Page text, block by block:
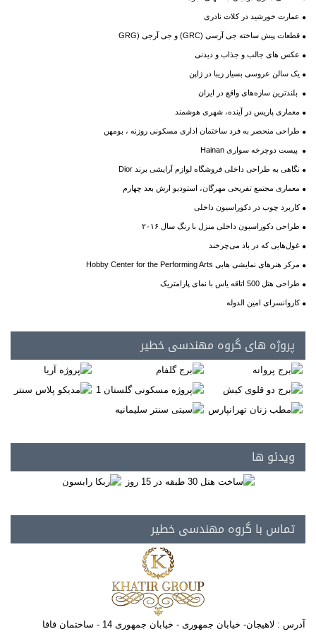
عمارت خورشید در کلات نادری
قطعات پیش ساخته جی آرسی (GRC) و جی آرجی (GRG
عکس های جالب و جذاب و دیدنی
یک سالن عروسی بسیار زیبا در ژاپن
بلندترین سازه‌های واقع در ایران
معماری پاریس در آینده، شهری هوشمند
طراحی منحصر به فرد ساختمان اداری مسکونی روزنه ، بومهن
پیست دوچرخه سواری Hainan
نگاهی به طراحی داخلی فروشگاه لوازم آرایشی برند Dior
معماری مجتمع تفریحی مهرگان، استودیو ارش بعد چهارم
کاربرد چوب در دکوراسیون داخلی
طراحی دکوراسیون داخلی منزل با رنگ سال ۲۰۱۶
غول‌هایی که در باد می‌چرخند
مرکز هنرهای نمایشی هابی Hobby Center for the Performing Arts
طراحی هتل 500 اتاقه یاس با نمای پارامتریک
کاروانسرای امین الدوله
پروژه های گروه مهندسی خطیر
ویدئو ها
تماس با گروه مهندسی خطیر
آدرس : لاهیجان- خیابان جمهوری - خیابان جمهوری 14 - ساختمان فافا